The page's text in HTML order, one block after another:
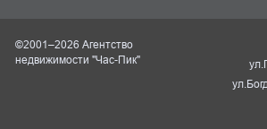
©2001–2026 Агентство
недвижимости "Час-Пик"